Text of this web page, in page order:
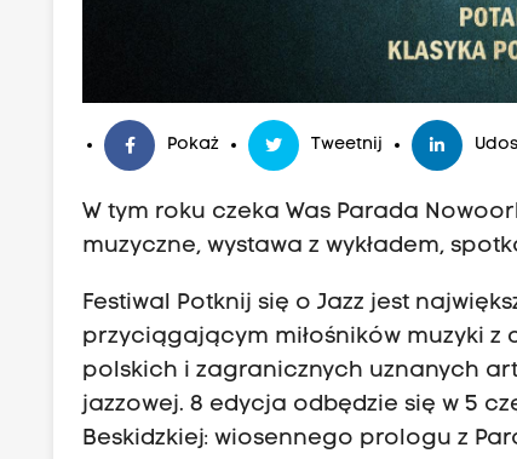
Pokaż Tweetnij
W tym roku czeka Was Parada
muzyczne, wystawa z wykładem,
Festiwal Potknij się o Jazz jest
przyciągającym miłośników muzyki z
polskich i zagranicznych uznanych
jazzowej. 8 edycja odbędzie się w 5
Beskidzkiej: wiosennego prologu z